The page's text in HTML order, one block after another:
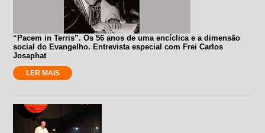
“Pacem in Terris”. Os 56 anos de uma encíclica e a dimensão
social do Evangelho. Entrevista especial com Frei Carlos
Josaphat
LER MAIS